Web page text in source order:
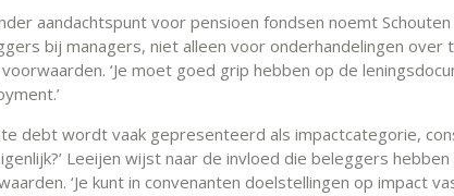
aandachtspunt voor pensioen fondsen noemt
bij managers, niet alleen voor onderhandelingen over
‘Je moet goed grip hebben op de
debt wordt vaak gepresenteerd als impactcategorie,
Leeijen wijst naar de invloed die beleggers
‘Je kunt in convenanten doelstellingen op impact